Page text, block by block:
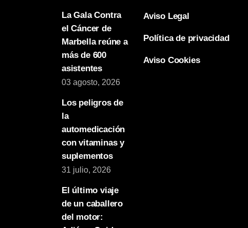
La Gala Contra
el Cáncer de
Marbella reúne a
más de 600
asistentes
03 agosto, 2026
Los peligros de
la
automedicación
con vitaminas y
suplementos
31 julio, 2026
El último viaje
de un caballero
del motor:
Aviso Legal
Política de privacidad
Aviso Cookies